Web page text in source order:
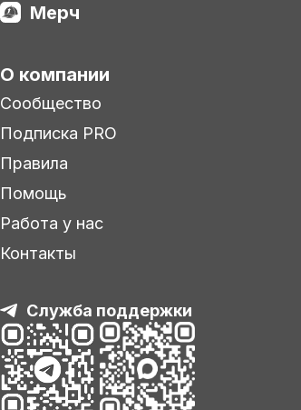
Мерч
О компании
Сообщество
Подписка PRO
Правила
Помощь
Работа у нас
Контакты
Служба поддержки